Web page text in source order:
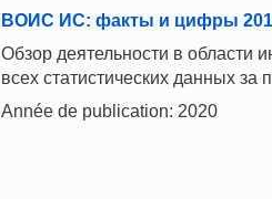
ВОИС ИС: факты и цифры
Обзор деятельности в области
всех статистических данных
Année de publication: 2020